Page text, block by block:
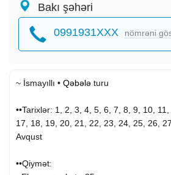
Bakı şəhəri
0991931XXX nömrəni
~ İsmayıllı • Qəbələ turu
••Tarixlər: 1, 2, 3, 4, 5, 6, 7, 8, 9, 10,
17, 18, 19, 20, 21, 22, 23, 24, 25, 26,
Avqust
••Qiymət: